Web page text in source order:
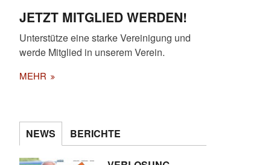
JETZT MITGLIED WERDEN!
Unterstütze eine starke Vereinigung und
werde Mitglied in unserem Verein.
MEHR
NEWS BERICHTE